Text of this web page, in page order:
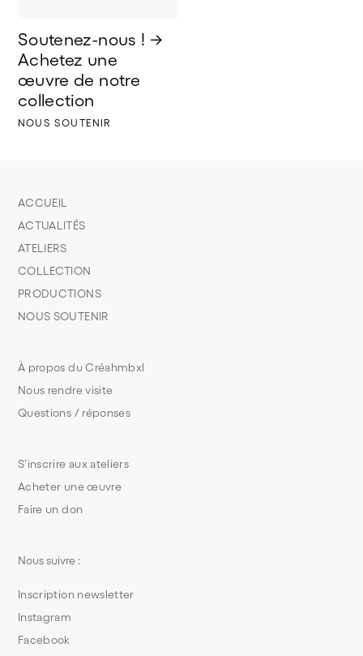
Soutenez-nous ! →
Achetez une
œuvre de notre
collection
NOUS SOUTENIR
S’inscrire aux ateliers
Acheter une œuvre
Faire un don
À propos du Créahmbxl
Nous rendre visite
Questions / réponses
ACCUEIL
ACTUALITÉS
ATELIERS
COLLECTION
PRODUCTIONS
NOUS SOUTENIR
Nous suivre :
Inscription newsletter
Instagram
Facebook